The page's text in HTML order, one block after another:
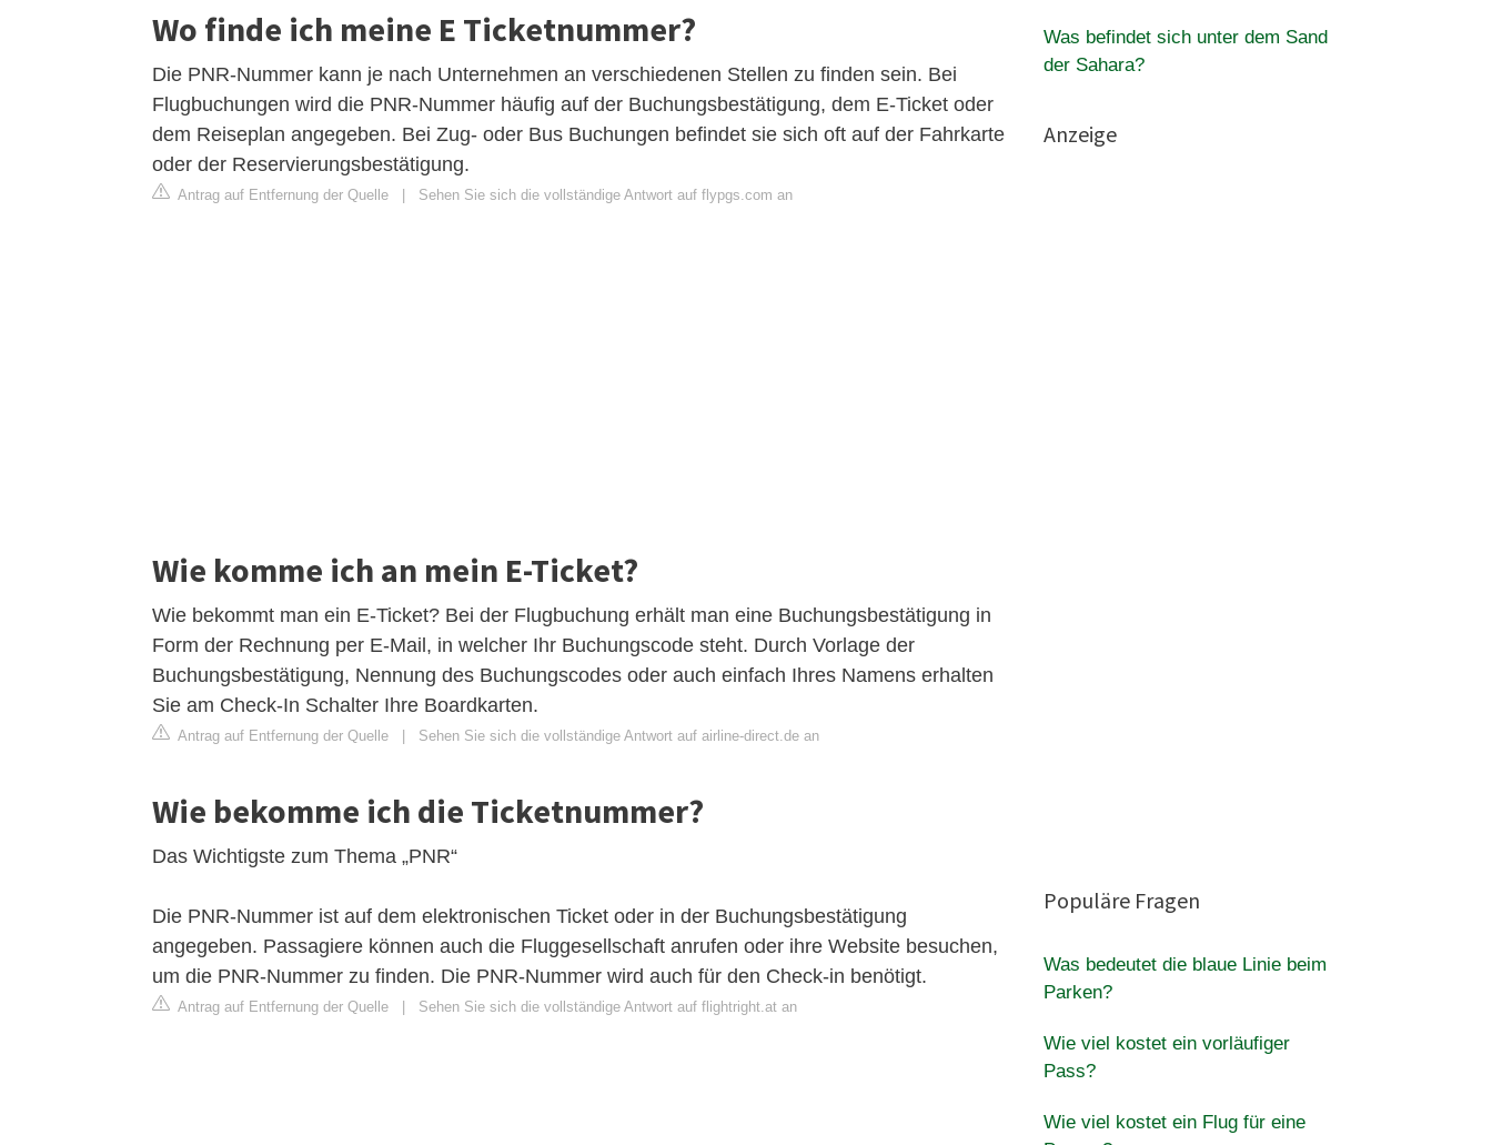
Wo finde ich meine E Ticketnummer?
Die PNR-Nummer kann je nach Unternehmen an verschiedenen Stellen zu finden sein. Bei
Flugbuchungen wird die PNR-Nummer häufig auf der Buchungsbestätigung, dem E-Ticket oder
dem Reiseplan angegeben. Bei Zug- oder Bus Buchungen befindet sie sich oft auf der Fahrkarte
oder der Reservierungsbestätigung.
Antrag auf Entfernung der Quelle Sehen Sie sich die vollständige Antwort auf flypgs.com an
Wie komme ich an mein E-Ticket?
Wie bekommt man ein E-Ticket? Bei der Flugbuchung erhält man eine Buchungsbestätigung in
Form der Rechnung per E-Mail, in welcher Ihr Buchungscode steht. Durch Vorlage der
Buchungsbestätigung, Nennung des Buchungscodes oder auch einfach Ihres Namens erhalten
Sie am Check-In Schalter Ihre Boardkarten.
Antrag auf Entfernung der Quelle Sehen Sie sich die vollständige Antwort auf airline-direct.de an
Wie bekomme ich die Ticketnummer?
Das Wichtigste zum Thema „PNR“
Die PNR-Nummer ist auf dem elektronischen Ticket oder in der Buchungsbestätigung
angegeben. Passagiere können auch die Fluggesellschaft anrufen oder ihre Website besuchen,
um die PNR-Nummer zu finden. Die PNR-Nummer wird auch für den Check-in benötigt.
Antrag auf Entfernung der Quelle Sehen Sie sich die vollständige Antwort auf flightright.at an
Was befindet sich unter dem Sand
der Sahara?
Anzeige
Populäre Fragen
Was bedeutet die blaue Linie beim
Parken?
Wie viel kostet ein vorläufiger
Pass?
Wie viel kostet ein Flug für eine